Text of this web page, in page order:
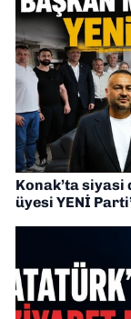
Konak’ta
üyesi YENİ